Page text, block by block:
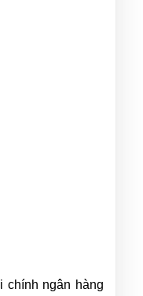
chính ngân hàng